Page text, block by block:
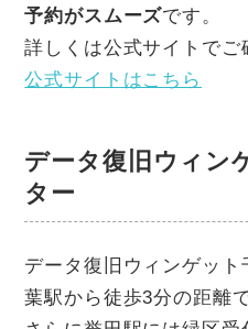
予約がスムーズです。
詳しくは公式サイトでご
公式サイトはこちら
データ復旧ウィン
ター
データ復旧ウィンゲッ
葉駅から徒歩3分の距離で